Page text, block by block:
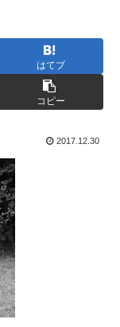
はてブ
コピー
2017.12.30